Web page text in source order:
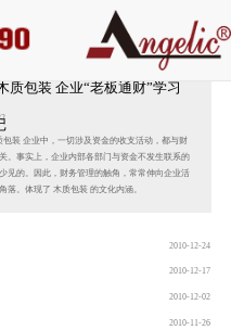
质包装 企业“老板通财”学习
装 企业中，一切涉及资金的收支活动，都与财
。事实上，企业内部各部门与资金不发生联系的
见的。因此，财务管理的触角，常常伸向企业活
落。体现了 木质包装 的文化内涵。
2010-12-24
2010-12-17
2010-12-02
2010-11-26